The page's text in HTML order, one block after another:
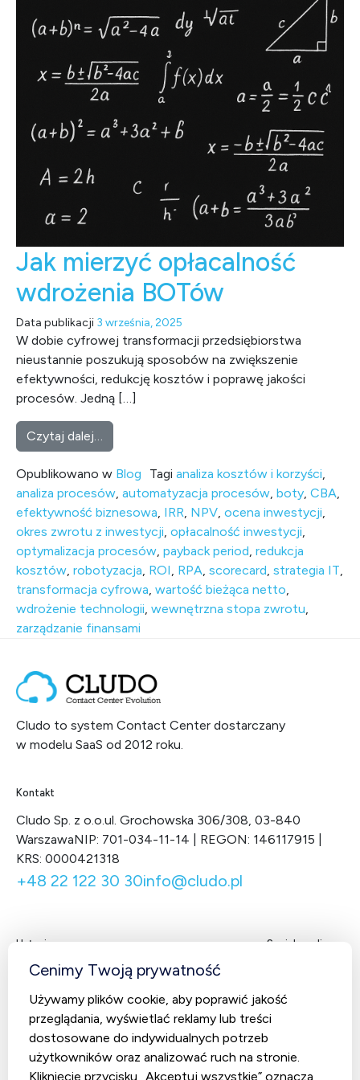
Jak mierzyć opłacalność
wdrożenia BOTów
Data publikacji 3 września, 2025
W dobie cyfrowej transformacji przedsiębiorstwa
nieustannie poszukują sposobów na zwiększenie
efektywności, redukcję kosztów i poprawę jakości
procesów. Jedną […]
Czytaj dalej…
Opublikowano w Blog Tagi analiza kosztów i korzyści,
analiza procesów, automatyzacja procesów, boty, CBA,
efektywność biznesowa, IRR, NPV, ocena inwestycji,
okres zwrotu z inwestycji, opłacalność inwestycji,
optymalizacja procesów, payback period, redukcja
kosztów, robotyzacja, ROI, RPA, scorecard, strategia IT,
transformacja cyfrowa, wartość bieżąca netto,
wdrożenie technologii, wewnętrzna stopa zwrotu,
zarządzanie finansami
Cludo to system Contact Center dostarczany
w modelu SaaS od 2012 roku.
Kontakt
Cludo Sp. z o.o.ul. Grochowska 306/308, 03-840
WarszawaNIP: 701-034-11-14 | REGON: 146117915 |
KRS: 0000421318
+48 22 122 30 30info@cludo.pl
Usługi
Contact Center
CludoCRM
Telekomunikacja
AI Studio – Sztuczna inteligencja
Social media
Cenimy Twoją prywatność
Używamy plików cookie, aby poprawić jakość
przeglądania, wyświetlać reklamy lub treści
dostosowane do indywidualnych potrzeb
użytkowników oraz analizować ruch na stronie.
Kliknięcie przycisku „Akceptuj wszystkie” oznacza